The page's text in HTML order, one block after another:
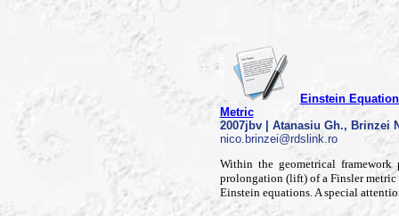
Einstein
Metric
2007jbv | Atanasiu Gh., Brinzei
nico.brinzei@rdslink.ro
Within the geometrical
prolongation (lift) of a Finsler
Einstein equations. A special